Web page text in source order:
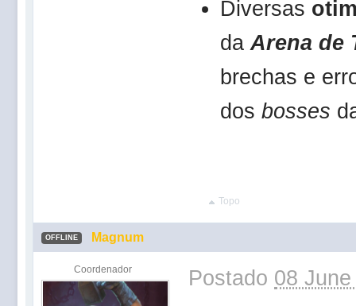
Diversas
da Arena de
brechas e
dos bosses
Topo
OFFLINE Magnum
Coordenador Postado 08